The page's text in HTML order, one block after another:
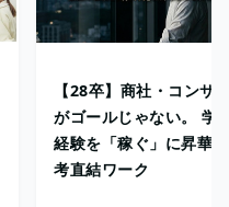
【28卒】商社・コンサ
がゴールじゃない。 学
経験を「稼ぐ」に昇華
考直結ワーク